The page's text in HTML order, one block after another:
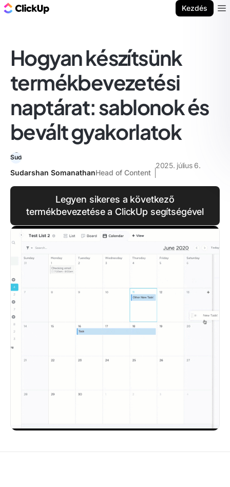
Kezdés
Hogyan készítsünk
termékbevezetési
naptárat: sablonok és
bevált gyakorlatok
Sudarshan SomanathanHead of Content
2025. július 6.
Legyen sikeres a következő
termékbevezetése a ClickUp segítségével